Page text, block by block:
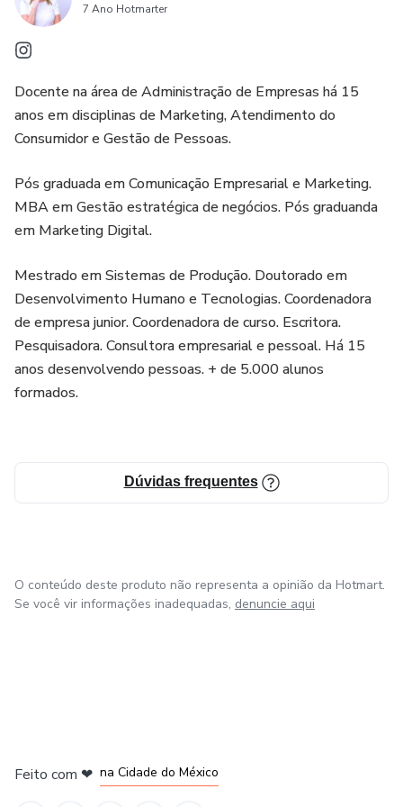
- Como ter uma presença online marcante,
impactando o público,
- Desenvolva habilidades para o marketing pessoal,
- Expanda seu networking e se destaque.
Mergulhe no mundo do marketing pessoal e abra caminho
7 Ano Hotmarter
Docente na área de Administração de Empresas há 15
anos em disciplinas de Marketing, Atendimento do
Consumidor e Gestão de Pessoas.
Pós graduada em Comunicação Empresarial e Marketing.
MBA em Gestão estratégica de negócios. Pós graduanda
em Marketing Digital.
Mestrado em Sistemas de Produção. Doutorado em
Desenvolvimento Humano e Tecnologias. Coordenadora
de empresa junior. Coordenadora de curso. Escritora.
Pesquisadora. Consultora empresarial e pessoal. Há 15
anos desenvolvendo pessoas. + de 5.000 alunos
formados.
Dúvidas frequentes
O conteúdo deste produto não representa a opinião da Hotmart.
Se você vir informações inadequadas, denuncie aqui
Feito com ❤ na Cidade do México